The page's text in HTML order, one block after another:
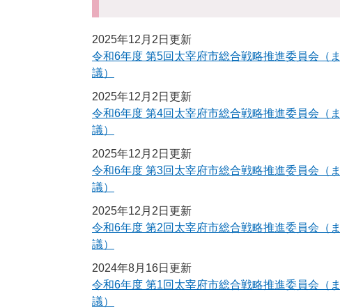
2025年12月2日更新
令和6年度 第5回太宰府市総合戦略推進委員会（
議）
2025年12月2日更新
令和6年度 第4回太宰府市総合戦略推進委員会（
議）
2025年12月2日更新
令和6年度 第3回太宰府市総合戦略推進委員会（
議）
2025年12月2日更新
令和6年度 第2回太宰府市総合戦略推進委員会（
議）
2024年8月16日更新
令和6年度 第1回太宰府市総合戦略推進委員会（
議）